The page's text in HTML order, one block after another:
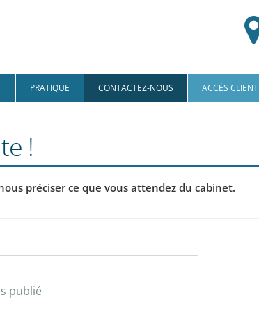
PRATIQUE CONTACTEZ-NOUS ACCÈS CLIENT
!
préciser ce que vous attendez du cabinet.
publié